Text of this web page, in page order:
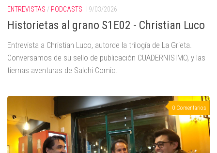
ENTREVISTAS / PODCASTS 19/03/2026
Historietas al grano S1E02 - Christian Luco
Entrevista a Christian Luco, autorde la trilogía de La Grieta.
Conversamos de su sello de publicación CUADERNISIMO, y las
tiernas aventuras de Salchi Comic.
0 Comentarios